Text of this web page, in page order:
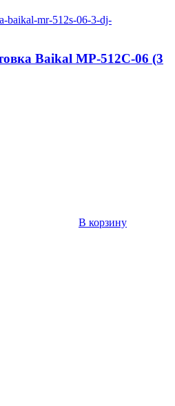
Baikal МР-512С-06 (3
В корзину